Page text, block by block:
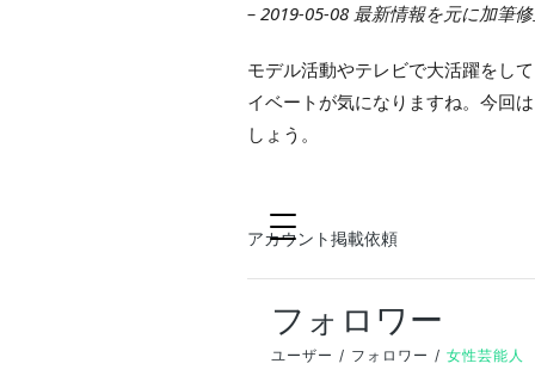
– 2019-05-08 最新情報を元に加筆
モデル活動やテレビで大活躍をし
イベートが気になりますね。今回
しょう。